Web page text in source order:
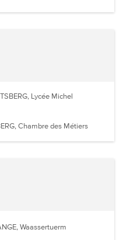
Lycée Michel
Chambre des Métiers
Waassertuerm